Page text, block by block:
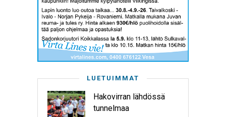
LUETUIMMAT
Hakovirran lähdössä
tunnelmaa